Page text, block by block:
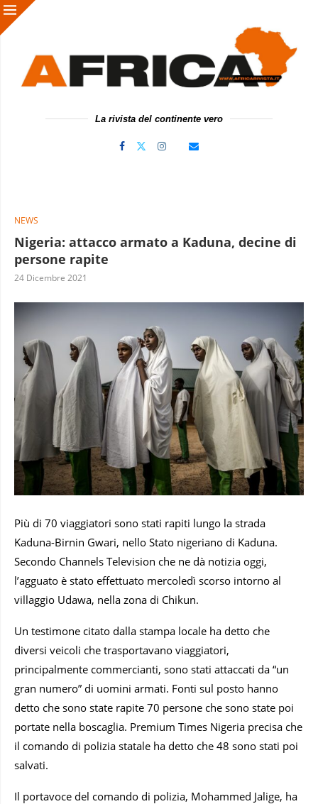
La rivista del continente vero
NEWS
Nigeria: attacco armato a Kaduna, decine di
persone rapite
24 Dicembre 2021
Più di 70 viaggiatori sono stati rapiti lungo la strada
Kaduna-Birnin Gwari, nello Stato nigeriano di Kaduna.
Secondo Channels Television che ne dà notizia oggi,
l’agguato è stato effettuato mercoledì scorso intorno al
villaggio Udawa, nella zona di Chikun.
Un testimone citato dalla stampa locale ha detto che
diversi veicoli che trasportavano viaggiatori,
principalmente commercianti, sono stati attaccati da “un
gran numero” di uomini armati. Fonti sul posto hanno
detto che sono state rapite 70 persone che sono state poi
portate nella boscaglia. Premium Times Nigeria precisa che
il comando di polizia statale ha detto che 48 sono stati poi
salvati.
Il portavoce del comando di polizia, Mohammed Jalige, ha